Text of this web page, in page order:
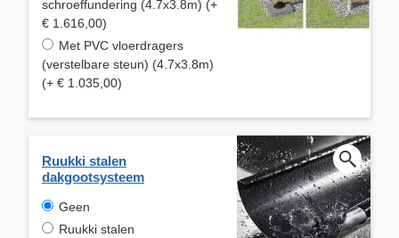
schroeffundering (4.7x3.8m) (+
€ 1.616,00)
Met PVC vloerdragers
(verstelbare steun) (4.7x3.8m)
(+ € 1.035,00)
Ruukki stalen
dakgootsysteem
Geen
Ruukki stalen